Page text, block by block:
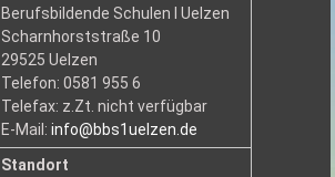
Berufsbildende Schulen I Uelzen
Scharnhorststraße 10
29525 Uelzen
Telefon: 0581 955 6
Telefax: z.Zt. nicht verfügbar
E-Mail:info@bbs1uelzen.de
Standort